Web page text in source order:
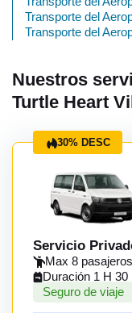
Transporte del
Transporte del
Nuestros
Turtle Heart
30% DESC
Servicio
Max 8 pasajeros
Duración 1 H 30
Seguro de viaje